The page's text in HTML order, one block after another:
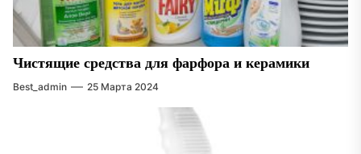
Чистящие средства для фарфора и керамики
Best_admin 25 Марта 2024